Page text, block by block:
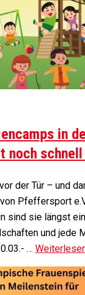
in
noch schnell
der Tür – und
Pfeffersport
sind sie längst
und jede
…